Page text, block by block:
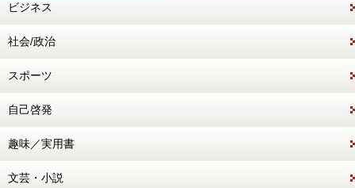
ビジネス
社会/政治
スポーツ
自己啓発
趣味／実用書
文芸・小説